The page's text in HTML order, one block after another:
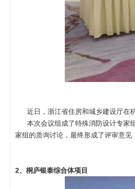
近日，浙江省住房和城乡建设厅在杭
本次会议组成了特殊消防设计专家组
家组的质询讨论，最终形成了评审意见
2、 桐庐银泰综合体项目